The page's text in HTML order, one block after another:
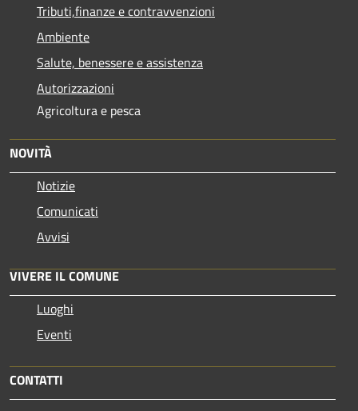
Tributi,finanze e contravvenzioni
Ambiente
Salute, benessere e assistenza
Autorizzazioni
Agricoltura e pesca
NOVITÀ
Notizie
Comunicati
Avvisi
VIVERE IL COMUNE
Luoghi
Eventi
CONTATTI